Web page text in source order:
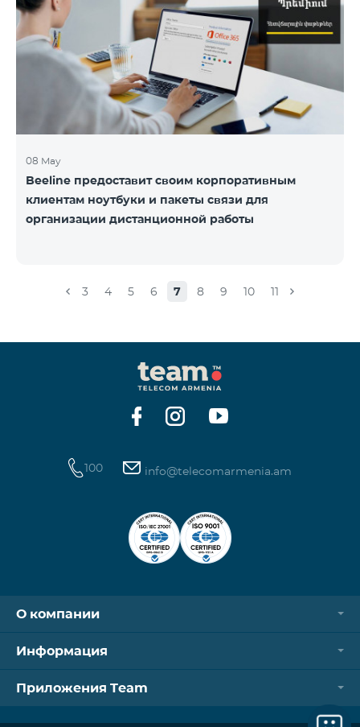
08 May
Beeline предоставит своим корпоративным
клиентам ноутбуки и пакеты связи для
организации дистанционной работы
3 4 5 6 7 8 9 10 11
100 info@telecomarmenia.am
О компании
Информация
Приложения Team